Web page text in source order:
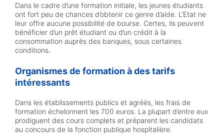
Dans le cadre d’une formation initiale, les jeunes étudiants
ont fort peu de chances d’obtenir ce genre d’aide. L’Etat ne
leur offre aucune possibilité de bourse. Certes, ils peuvent
bénéficier d’un prêt étudiant ou d’un crédit à la
consommation auprès des banques, sous certaines
conditions.
Organismes de formation à des tarifs
intéressants
Dans les établissements publics et agréés, les frais de
formation échelonnent les 700 euros. La plupart d’entre eux
prodiguent des cours complets et préparent les candidats
au concours de la fonction publique hospitalière.